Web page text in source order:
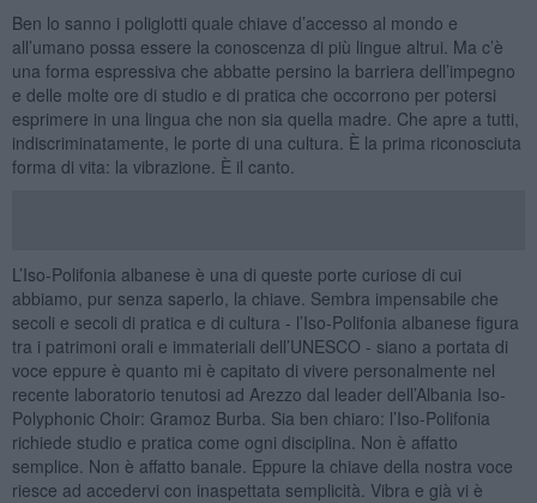
Ben lo sanno i poliglotti quale chiave d’accesso al mondo e
all’umano possa essere la conoscenza di più lingue altrui. Ma c’è
una forma espressiva che abbatte persino la barriera dell’impegno
e delle molte ore di studio e di pratica che occorrono per potersi
esprimere in una lingua che non sia quella madre. Che apre a tutti,
indiscriminatamente, le porte di una cultura. È la prima riconosciuta
forma di vita: la vibrazione. È il canto.
L’Iso-Polifonia albanese è una di queste porte curiose di cui
abbiamo, pur senza saperlo, la chiave. Sembra impensabile che
secoli e secoli di pratica e di cultura - l’Iso-Polifonia albanese figura
tra i patrimoni orali e immateriali dell’UNESCO - siano a portata di
voce eppure è quanto mi è capitato di vivere personalmente nel
recente laboratorio tenutosi ad Arezzo dal leader dell’Albania Iso-
Polyphonic Choir: Gramoz Burba. Sia ben chiaro: l’Iso-Polifonia
richiede studio e pratica come ogni disciplina. Non è affatto
semplice. Non è affatto banale. Eppure la chiave della nostra voce
riesce ad accedervi con inaspettata semplicità. Vibra e già vi è